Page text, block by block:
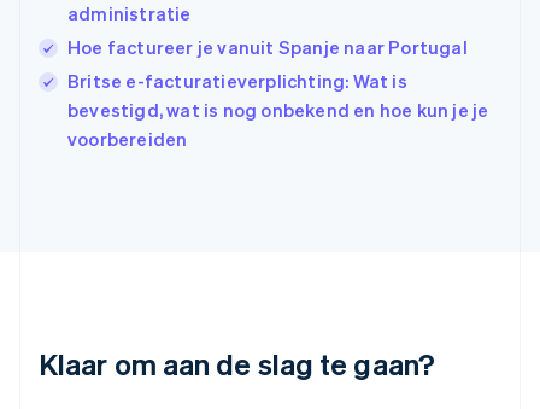
administratie
Hoe factureer je vanuit Spanje naar Portugal
Britse e-facturatieverplichting: Wat is
bevestigd, wat is nog onbekend en hoe kun je je
voorbereiden
Klaar om aan de slag te gaan?
English
Italië
Italiano English
日本語English
Kroatië
FrançaisDeutschEnglish